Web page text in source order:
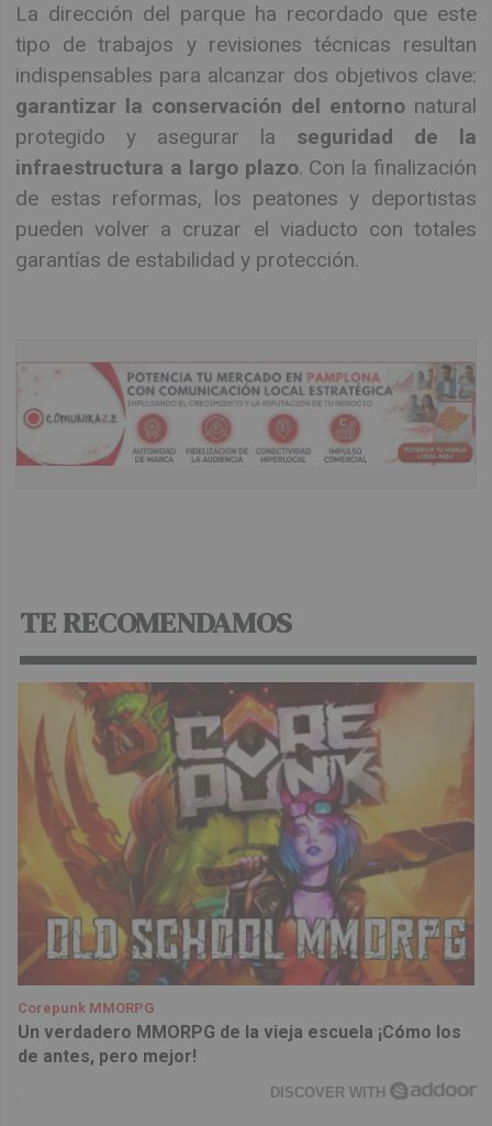
La dirección del parque ha recordado que este
tipo de trabajos y revisiones técnicas resultan
indispensables para alcanzar dos objetivos clave:
garantizar la conservación del entornonatural
protegido y asegurar la seguridad de la
infraestructura a largo plazo. Con la finalización
de estas reformas, los peatones y deportistas
pueden volver a cruzar el viaducto con totales
garantías de estabilidad y protección.
TE RECOMENDAMOS
Corepunk MMORPG
Un verdadero MMORPG de la vieja escuela ¡Cómo los
de antes, pero mejor!
DISCOVER WITH